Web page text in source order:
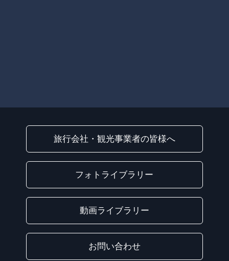
旅行会社・観光事業者の皆様へ
フォトライブラリー
動画ライブラリー
お問い合わせ